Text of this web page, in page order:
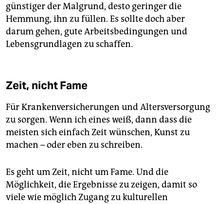
günstiger der Malgrund, desto geringer die
Hemmung, ihn zu füllen. Es sollte doch aber
darum gehen, gute Arbeitsbedingungen und
Lebensgrundlagen zu schaffen.
Zeit, nicht Fame
Für Krankenversicherungen und Altersversorgung
zu sorgen. Wenn ich eines weiß, dann dass die
meisten sich einfach Zeit wünschen, Kunst zu
machen – oder eben zu schreiben.
Es geht um Zeit, nicht um Fame. Und die
Möglichkeit, die Ergebnisse zu zeigen, damit so
viele wie möglich Zugang zu kulturellen